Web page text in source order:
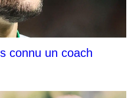
connu un coach